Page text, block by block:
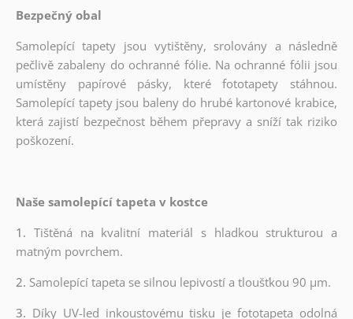
Bezpečný obal
Samolepící tapety jsou vytištěny, srolovány a následně
pečlivě zabaleny do ochranné fólie. Na ochranné fólii jsou
umístěny papírové pásky, které fototapety stáhnou.
Samolepící tapety jsou baleny do hrubé kartonové krabice,
která zajistí bezpečnost během přepravy a sníží tak riziko
poškození.
Naše samolepící tapeta v kostce
1. Tištěná na kvalitní materiál s hladkou strukturou a
matným povrchem.
2. Samolepící tapeta se silnou lepivostí a tloušťkou 90 µm.
3. Díky UV-led inkoustovému tisku je fototapeta odolná